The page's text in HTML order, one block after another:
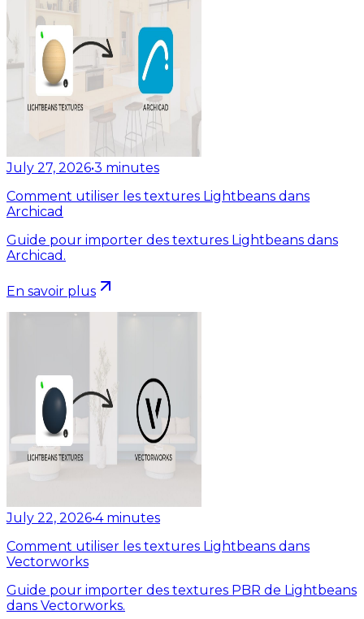
July 27, 2026•3 minutes
Comment utiliser les textures Lightbeans dans
Archicad
Guide pour importer des textures Lightbeans dans
Archicad.
En savoir plus
July 22, 2026•4 minutes
Comment utiliser les textures Lightbeans dans
Vectorworks
Guide pour importer des textures PBR de Lightbeans
dans Vectorworks.